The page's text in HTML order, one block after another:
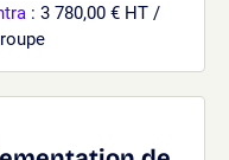
: 3 780,00 € HT /